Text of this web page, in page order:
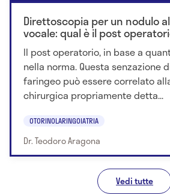
Direttoscopia per un nodulo
vocale: qual è il post
Il post operatorio, in base a
nella norma. Questa senzazione
faringeo può essere correlato
chirurgica propriamente detta...
OTORINOLARINGOIATRIA
Dr. Teodoro Aragona
Vedi tutte